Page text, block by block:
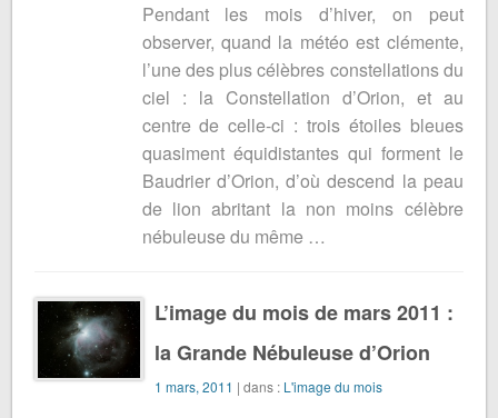
Pendant les mois d’hiver, on peut
observer, quand la météo est clémente,
l’une des plus célèbres constellations du
ciel : la Constellation d’Orion, et au
centre de celle-ci : trois étoiles bleues
quasiment équidistantes qui forment le
Baudrier d’Orion, d’où descend la peau
de lion abritant la non moins célèbre
nébuleuse du même …
L’image du mois de mars 2011 :
la Grande Nébuleuse d’Orion
1 mars, 2011 | dans : L'image du mois